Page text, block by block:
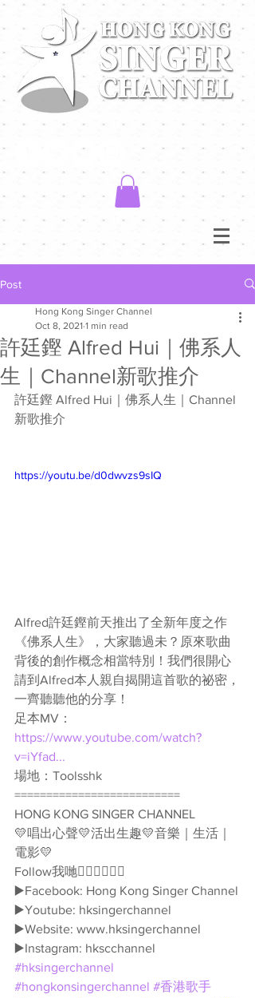
Post
許廷鏗 Alfred Hui｜佛系人
生｜Channel新歌推介
Hong Kong Singer Channel
Oct 8, 2021 1 min read
許廷鏗 Alfred Hui｜佛系人生｜Channel
新歌推介
https://youtu.be/d0dwvzs9sIQ
Alfred許廷鏗前天推出了全新年度之作
《佛系人生》，大家聽過未？原來歌曲
背後的創作概念相當特別！我們很開心
請到Alfred本人親自揭開這首歌的祕密，
一齊聽聽他的分享！
足本MV：
https://www.youtube.com/watch?
v=iYfad...
場地：Toolsshk
==========================
HONG KONG SINGER CHANNEL
💛唱出心聲💛活出生趣💛音樂｜生活｜
電影💛
Follow我哋👇🏻👇🏻🥰🥰
▶️Facebook: Hong Kong Singer Channel
▶️Youtube: hksingerchannel
▶️Website: www.hksingerchannel
▶️Instagram: hkscchannel
#hksingerchannel
#hongkonsingerchannel #香港歌手